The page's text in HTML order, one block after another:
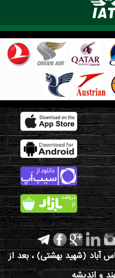
خیابان عباس آباد (شهید بهشتی) ، بعد از